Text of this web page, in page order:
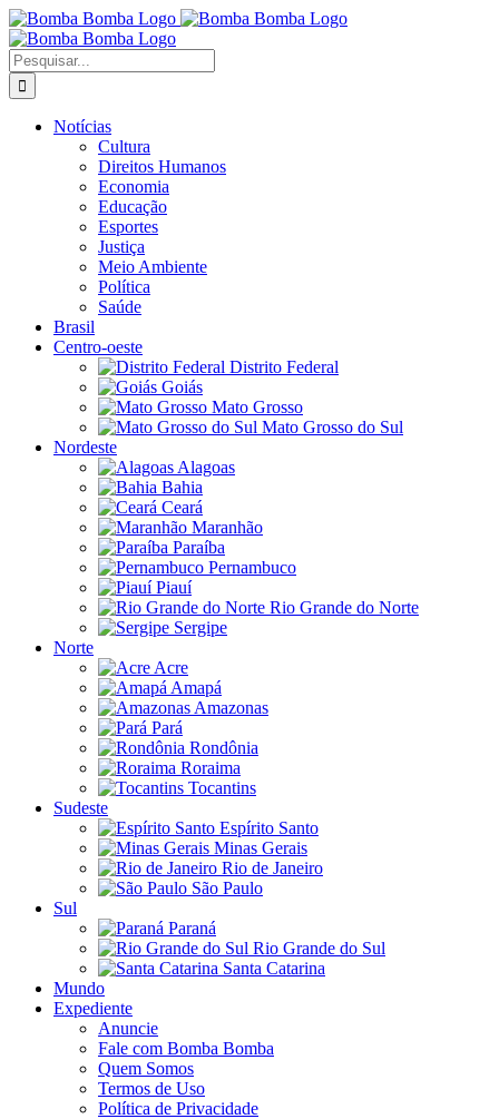
Ir
para
o
conteúdo
Buscar
resultados
para:
Notícias
Cultura
Direitos Humanos
Economia
Educação
Esportes
Justiça
Meio Ambiente
Política
Saúde
Brasil
Centro-oeste
Distrito Federal
Goiás
Mato Grosso
Mato Grosso do Sul
Nordeste
Alagoas
Bahia
Ceará
Maranhão
Paraíba
Pernambuco
Piauí
Rio Grande do Norte
Sergipe
Norte
Acre
Amapá
Amazonas
Pará
Rondônia
Roraima
Tocantins
Sudeste
Espírito Santo
Minas Gerais
Rio de Janeiro
São Paulo
Sul
Paraná
Rio Grande do Sul
Santa Catarina
Mundo
Expediente
Anuncie
Fale com Bomba Bomba
Quem Somos
Termos de Uso
Política de Privacidade